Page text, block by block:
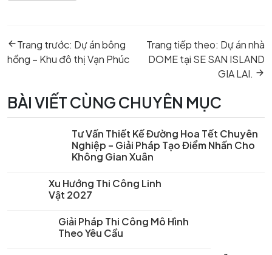
hướng
bài
Trang trước: Previous
post:
Dự án bông
hồng – Khu đô thị Vạn Phúc
Trang tiếp theo: Next
post:
Dự án nhà
DOME tại SE SAN ISLAND
GIA LAI.
BÀI VIẾT CÙNG CHUYÊN MỤC
Tư Vấn Thiết Kế Đường Hoa Tết Chuyên
Nghiệp – Giải Pháp Tạo Điểm Nhấn Cho
Không Gian Xuân
Xu Hướng Thi Công Linh
Vật 2027
Giải Pháp Thi Công Mô Hình
Theo Yêu Cầu